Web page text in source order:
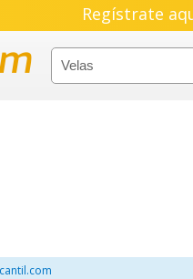
Regístrate